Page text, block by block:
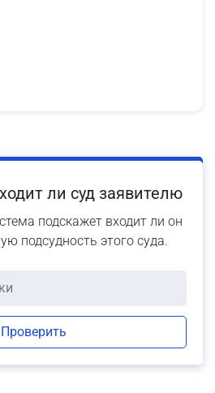
ли суд заявителю
подскажет входит ли он
подсудность этого суда.
Проверить